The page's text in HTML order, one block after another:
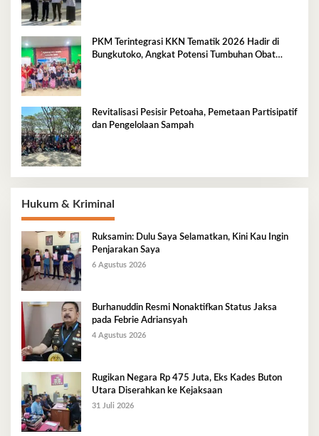
PKM Terintegrasi KKN Tematik 2026 Hadir di
Bungkutoko, Angkat Potensi Tumbuhan Obat
Revitalisasi Pesisir Petoaha, Pemetaan Partisipatif
dan Pengelolaan Sampah
Hukum & Kriminal
Ruksamin: Dulu Saya Selamatkan, Kini Kau Ingin
Penjarakan Saya
6 Agustus 2026
Burhanuddin Resmi Nonaktifkan Status Jaksa
pada Febrie Adriansyah
4 Agustus 2026
Rugikan Negara Rp 475 Juta, Eks Kades Buton
Utara Diserahkan ke Kejaksaan
31 Juli 2026